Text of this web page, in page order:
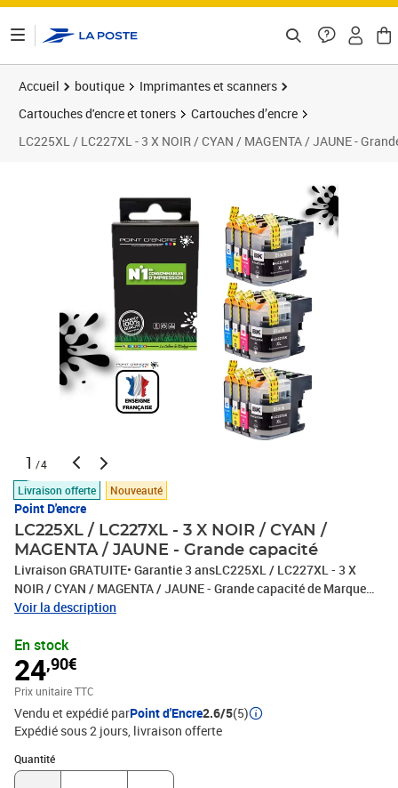
Accueil boutique
Imprimantes et scanners
Cartouches d'encre et toners
Cartouches d’encre
LC225XL / LC227XL - 3 X NOIR / CYAN / MAGENTA / JAUNE -
1 /4
Livraison offerte
Nouveauté
Point D'encre
LC225XL / LC227XL - 3 X NOIR / CYAN /
MAGENTA / JAUNE - Grande capacité
Livraison GRATUITE• Garantie 3 ansLC225XL / LC227XL - 3 X
NOIR / CYAN / MAGENTA / JAUNE - Grande capacité de Marque
Française POINT D'ENCRE Pour imprimante compatible BROTHER
(à 5%) : 1 200 Pages - 3 X MAGENTA Capacité (à 5%) : 1 200 Pages
- 3 X JAUNE Capacité (à 5%) : 1 200 PagesImprimantes
compatiblesFrère > DCPDCP-J 4120 DWFrère > MFC-JMFC-J 4420
DWMFC-J 4425 DWMFC-J 4620 DWMFC-J 4625 DW
Voir la description
En stock
24,90€
Prix unitaire TTC
Vendu et expédié parPoint d'Encre2.6/5(5)
Expédié sous 2 jours livraison offerte
Quantité
Quantité : 1